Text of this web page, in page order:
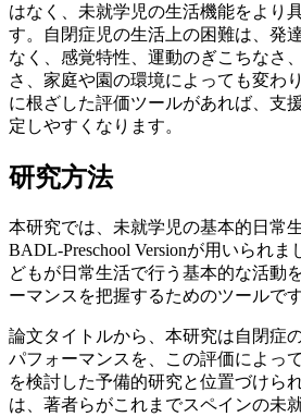
はなく、未就学児の生活機能をより
す。自閉症児の生活上の困難は、発
なく、感覚特性、運動のぎこちなさ
さ、家庭や園の環境によっても変わ
に根ざした評価ツールがあれば、支
定しやすくなります。
研究方法
本研究では、未就学児の基本的日常
BADL-Preschool Versionが用いられ
どもが日常生活で行う基本的な活動
ーマンスを把握するためのツールです
論文タイトルから、本研究は自閉症
パフォーマンスを、この評価によっ
を検討した予備的研究と位置づけら
は、著者らがこれまでスペインの未